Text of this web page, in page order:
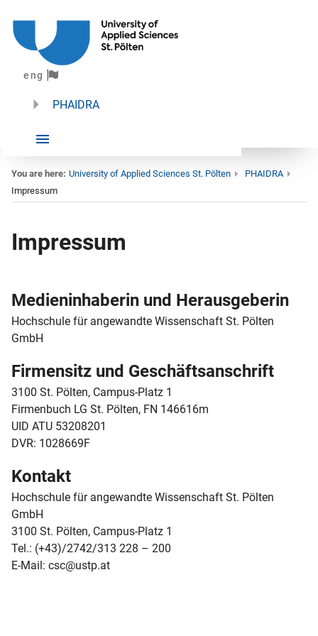
eng
PHAIDRA
You are here: University of Applied Sciences St. Pölten
PHAIDRA
Impressum
Impressum
Impressum
Medieninhaberin und Herausgeberin
Hochschule für angewandte Wissenschaft St. Pölten
GmbH
Firmensitz und Geschäftsanschrift
3100 St. Pölten, Campus-Platz 1
Firmenbuch LG St. Pölten, FN 146616m
UID ATU 53208201
DVR: 1028669F
Kontakt
Hochschule für angewandte Wissenschaft St. Pölten
GmbH
3100 St. Pölten, Campus-Platz 1
Tel.: (+43)/2742/313 228 – 200
E-Mail: csc@ustp.at